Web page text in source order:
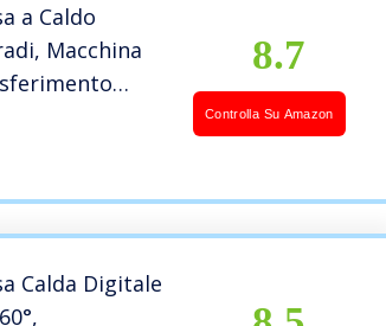
a Caldo
Macchina
8.7
Controlla Su Amazon
Calda Digitale